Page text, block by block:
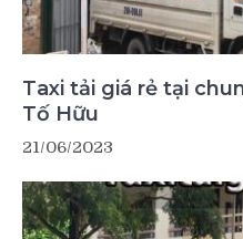
Taxi tải giá rẻ tại
Tố Hữu
21/06/2023